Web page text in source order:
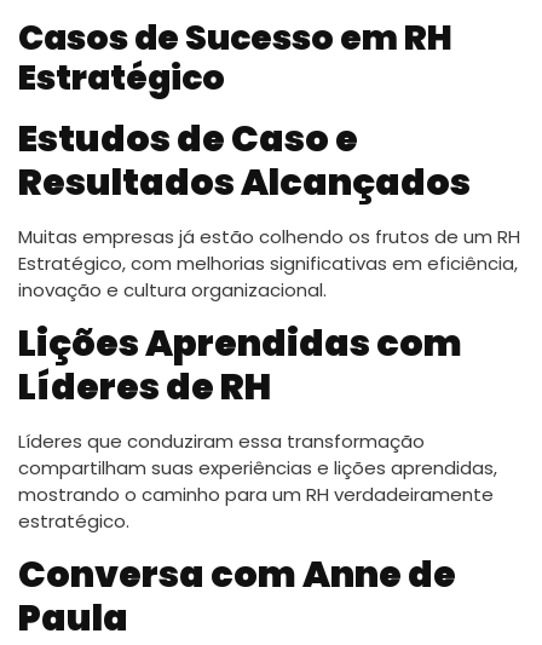
Casos de Sucesso em RH
Estratégico
Estudos de Caso e
Resultados Alcançados
Muitas empresas já estão colhendo os frutos de um RH
Estratégico, com melhorias significativas em eficiência,
inovação e cultura organizacional.
Lições Aprendidas com
Líderes de RH
Líderes que conduziram essa transformação
compartilham suas experiências e lições aprendidas,
mostrando o caminho para um RH verdadeiramente
estratégico.
Conversa com Anne de
Paula